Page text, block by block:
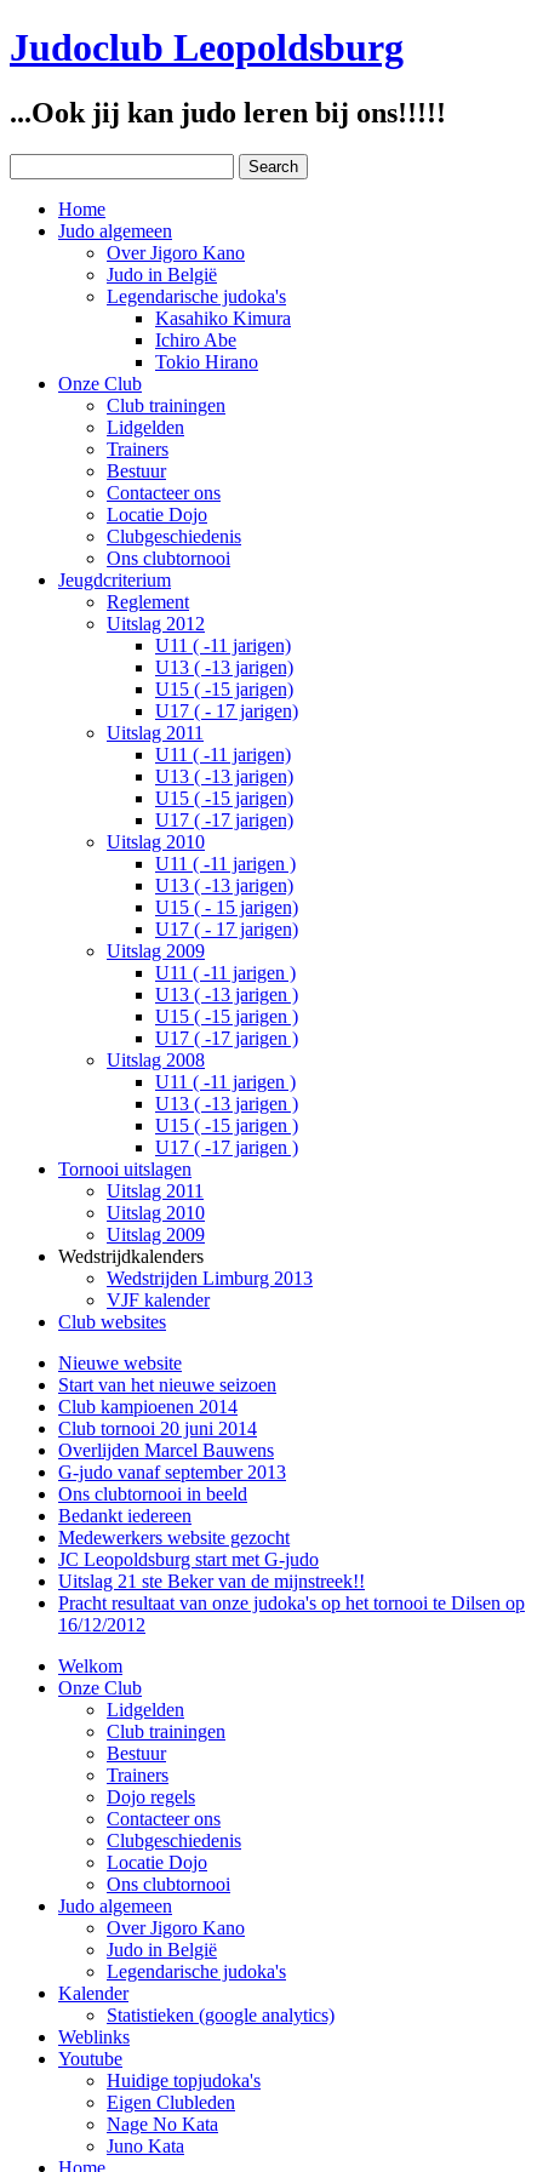
Judoclub Leopoldsburg
...Ook jij kan judo leren bij ons!!!!!
Home
Judo algemeen
Over Jigoro Kano
Judo in België
Legendarische judoka's
Kasahiko Kimura
Ichiro Abe
Tokio Hirano
Onze Club
Club trainingen
Lidgelden
Trainers
Bestuur
Contacteer ons
Locatie Dojo
Clubgeschiedenis
Ons clubtornooi
Jeugdcriterium
Reglement
Uitslag 2012
U11 ( -11 jarigen)
U13 ( -13 jarigen)
U15 ( -15 jarigen)
U17 ( - 17 jarigen)
Uitslag 2011
U11 ( -11 jarigen)
U13 ( -13 jarigen)
U15 ( -15 jarigen)
U17 ( -17 jarigen)
Uitslag 2010
U11 ( -11 jarigen )
U13 ( -13 jarigen)
U15 ( - 15 jarigen)
U17 ( - 17 jarigen)
Uitslag 2009
U11 ( -11 jarigen )
U13 ( -13 jarigen )
U15 ( -15 jarigen )
U17 ( -17 jarigen )
Uitslag 2008
U11 ( -11 jarigen )
U13 ( -13 jarigen )
U15 ( -15 jarigen )
U17 ( -17 jarigen )
Tornooi uitslagen
Uitslag 2011
Uitslag 2010
Uitslag 2009
Wedstrijdkalenders
Wedstrijden Limburg 2013
VJF kalender
Club websites
Nieuwe website
Start van het nieuwe seizoen
Club kampioenen 2014
Club tornooi 20 juni 2014
Overlijden Marcel Bauwens
G-judo vanaf september 2013
Ons clubtornooi in beeld
Bedankt iedereen
Medewerkers website gezocht
JC Leopoldsburg start met G-judo
Uitslag 21 ste Beker van de mijnstreek!!
Pracht resultaat van onze judoka's op het tornooi te Dilsen op
16/12/2012
Welkom
Onze Club
Lidgelden
Club trainingen
Bestuur
Trainers
Dojo regels
Contacteer ons
Clubgeschiedenis
Locatie Dojo
Ons clubtornooi
Judo algemeen
Over Jigoro Kano
Judo in België
Legendarische judoka's
Kalender
Statistieken (google analytics)
Weblinks
Youtube
Huidige topjudoka's
Eigen Clubleden
Nage No Kata
Juno Kata
Home